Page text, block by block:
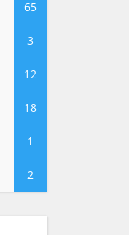
65
3
12
18
1
2